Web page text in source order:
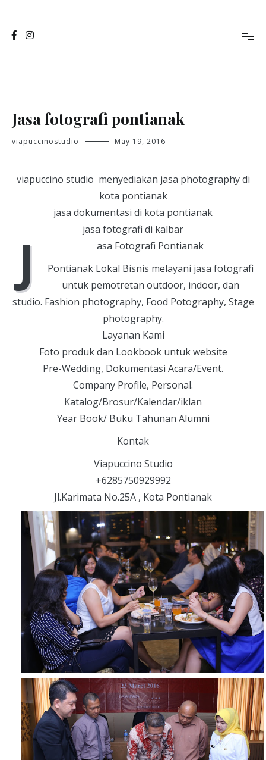
content
Jasa fotografi pontianak
viapuccinostudio May 19, 2016
viapuccino studio menyediakan jasa photography di
kota pontianak
jasa dokumentasi di kota pontianak
jasa fotografi di kalbar
J
asa Fotografi Pontianak
Pontianak Lokal Bisnis melayani jasa fotografi
untuk pemotretan outdoor, indoor, dan
studio. Fashion photography, Food Potography, Stage
photography.
Layanan Kami
Foto produk dan Lookbook untuk website
Pre-Wedding, Dokumentasi Acara/Event.
Company Profile, Personal.
Katalog/Brosur/Kalendar/iklan
Year Book/ Buku Tahunan Alumni
Kontak
Viapuccino Studio
+6285750929992
Jl.Karimata No.25A , Kota Pontianak